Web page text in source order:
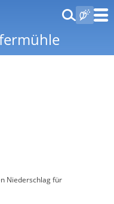
Niederschlag für